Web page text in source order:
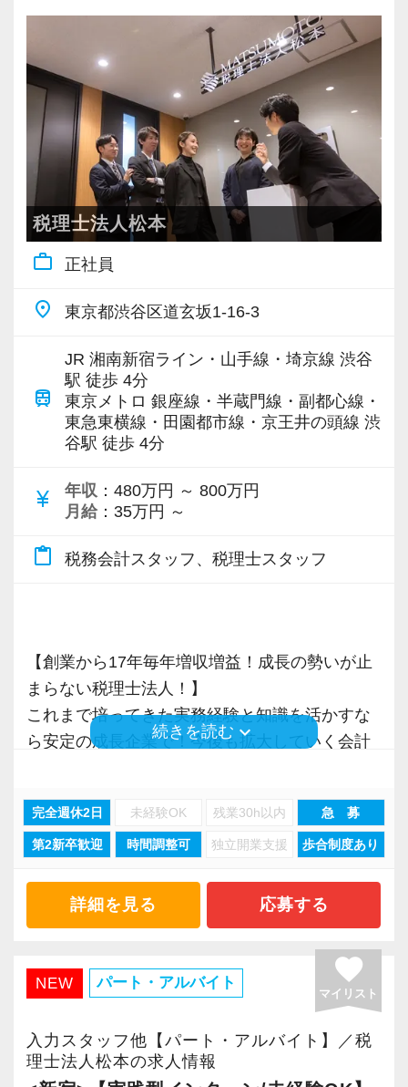
OBのダブルチェックがあります。
当社ならではの「仕事のステップ」を踏みなが
ら実務を経験することで、半年もすればある程
度一人で仕事をすることができるようになりま
す。
これまでも多くのインターン生が実践型インタ
ーン制度を使い、ステップアップを実現してき
た実績が当社にはあります！
実践型インターンを通して学校では絶対に学ぶ
ことができない知識と実務を徹底的に磨くこと
インターン終了後は新卒採用の道も用意してい
ます。26卒のインターン生も入社予定です。
り】
社会保険等の一般的な福利厚生の他に、各種手
当も充実。
税務能力検定等の資格検定に合格するともらえ
consulting.com/recruit/environment/benefits）
【成長のための5つのこだわりを大事にしていま
す】
ポンス・プラス思考・有言実行・他責禁止・気
配り」を掲げ、一人ひとりが実行しています。
より多くの「ありがとう」と笑顔をいただき続
けるために「情熱家であれ！」がモットーで
【求職者へのメッセージ】
当社の実践型インターンでは、普段の学生生活
では扱うことのない専門性が高い業務をお任せ
します。
そのため、勢いだけではどうにもならない課題
ーターやAIにはできないお客様とのコミュニケ
当社では、全員がお客様のことを一番に考え、
最新の税務・会計サービスを提供しています。
現時点で深い知識や経験をお持ちでなくても安
心してください！
社員と同じように実務経験を積みながら税法や
会計の知識を得られるようフォロー体制はバッ
チリです。
【先輩スタッフのサポートを受けながら段階を
入社してからのステップアッププランを準備し
ています。あなたの成長にあわせてステップア
ップしていきましょう。
先輩が担当しているお客様の月次試算表を作成
しながら少しずつレベルアップしていきましょ
う。実際の数字に触れながら業務に取り組んで
頂くことで、より理解と知識が深まります！
希望に応じて決算業務、年末調整業務、確定申
告業務にもチャレンジして頂けます。先輩スタ
ッフがサポートしますので、安心して税務・会
計の業務を一通り覚えられます！
▽ステップ3(4ヶ月目〜)
一通りの業務を覚えたら、自分自身で決算を行
って頂きます。決算書が出来ましたら、先輩ス
タッフ・オフィス責任者からのチェックと国税
OBのダブルチェックがあります。
当社ならではの「仕事のステップ」を踏みなが
ら実務を経験することで、半年もすればある程
度一人で仕事をすることができるようになりま
す。
ウハウや知識の面でも学べることが非常に多い
環境です。
これからどんどん成長していくオフィスなの
で、多彩なキャリアを描きながら活躍できるチ
ャンスが広がっています。
【ご紹介が多い安定企業でお客様から一番に信
頼される税務のプロを目指せます】
私達は「税務のプロフェッショナルとしてお客
様に寄り添う」ことが一つの使命です。
お客様から「こうしたい」という理想をいただ
いたら、それを一緒になって実現するために大
きく力を発揮できる存在でありたいと考えてい
ます。ご紹介案件が7割を超えているのも、そう
いった私たちの姿勢がお客様から評価されてい
るからだと自負しています。
今後もお客様に満足していただけるようにスキ
を獲得していきます。
【目指すは“大家族のような会社”明るく楽しく一
緒に働ける方を求めています】
「こんな明るい事務所ははじめて」と言われる
実践型インターンは成⻑性を重視していて、や
りがいを持てることとステップアップできるこ
とを第一に考えています。
将来会計事務所で活躍したい熱い想いのある
方、お待ちしています！
【実務型研修・教育制度充実！学生の間に、こ
れからの会計業界で生き残るために必要な専門
会計業界はいずれコンピューターやAIに取って
変わられる職業と言われています。
充実した実務重視のOJTで、安心して職務経験
と知識をゼロから身に付けられます！
税務・会計の経験と知識を磨きながらステップ
アップを目指しませんか？
【対象業種100種以上！節税・融資・税務調査に
強い税理士法人です】
創業以来17年連続増収増益、顧問先数2500以
上、全国6拠点で安定的に成長中です。
お客様に事務所までご来社いただく来所型サー
います。
専門Webサイトを10サイト以上運営しており、
新規顧問契約のお客様が毎年400件以上増加！
各オフィスに国税OB税理士が在籍しているの
で、税務調査にも精通しています。
税理士という仕事は不況に強い仕事で、融資対
お手伝いできる業務は数多く存在しています。
また、職場環境の改善に積極的に取り組む企業
に対して認証される「社労士診断認証制度」を
取得しました。
施企業」の認定を受け、今後も社員が働きやす
い環境づくりを積極的に推進していきます。
長く安心して働ける環境を用意してお待ちして
ませんか？
【錦糸町の事務所はこんなオフィスです】
錦糸町は”当社創業の地“。
17年間に及ぶ運営の中で、東京・千葉・埼玉と
都心部から周辺エリアに至るまで、幅広い業種
のお客様とのご縁が誕生した場所です。
税理士法人松本
work_outline 正社員
place 東京都渋谷区道玄坂1-16-3
train
JR 湘南新宿ライン・山手線・埼京線 渋谷
駅 徒歩 4分
東京メトロ 銀座線・半蔵門線・副都心線・
東急東横線・田園都市線・京王井の頭線 渋
谷駅 徒歩 4分
currency_yen 年収 ：480万円 ～ 800万円
月給 ：35万円 ～
content_paste 税務会計スタッフ、税理士スタッフ
【創業から17年毎年増収増益！成長の勢いが止
まらない税理士法人！】
これまで培ってきた実務経験と知識を活かすな
ら安定の成長企業で！今後も拡大していく会計
現在当社では「渋谷」「新宿」「錦糸町」
ます。
2021年6月に「渋谷オフィス」を新設し、その
後「新宿オフィス」「大阪オフィス」「錦糸町
オフィス」が拡張移転！
さらに2022年12月には「柏オフィス」を開設
し、2025年には大阪オフィスを増床するなど、
事業拡大を続けています。
続きを読む keyboard_arrow_down
完全週休2日 未経験OK 残業30h以内 急 募
第2新卒歓迎 時間調整可 独立開業支援 歩合制度あり
詳細を見る 応募する
NEW パート・アルバイト favorite
マイリスト
入力スタッフ他【パート・アルバイト】／税
理士法人松本の求人情報